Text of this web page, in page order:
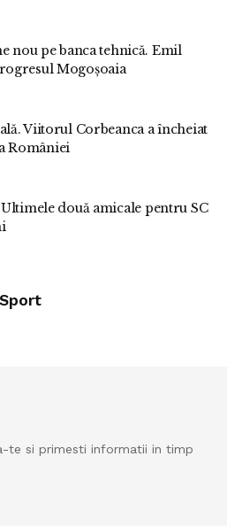
nou pe banca tehnică. Emil
Mogoșoaia
Viitorul Corbeanca a încheiat
României
două amicale pentru SC
te si primesti informatii in timp